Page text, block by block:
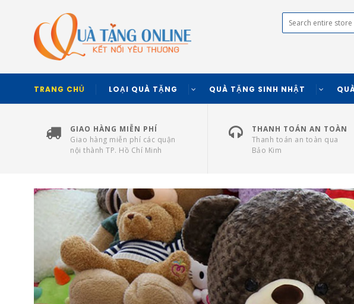
TRANG CHỦ LOẠI QUÀ TẶNG QUÀ TẶNG SINH NHẬT
GIAO HÀNG MIỄN PHÍ
Giao hàng miễn phí các quận
nội thành TP. Hồ Chí Minh
THANH TOÁN AN TOÀN
Thanh toán an toàn qua
Bảo Kim